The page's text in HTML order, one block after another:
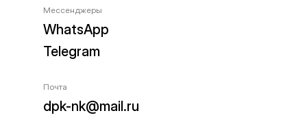
Мессенджеры
WhatsApp
Telegram
Почта
dpk-nk@mail.ru